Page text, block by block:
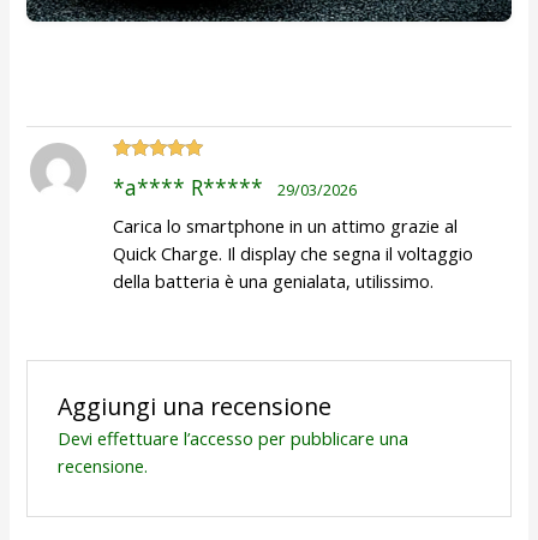
su 5
*a**** R***** 29/03/2026
Carica lo smartphone in un attimo grazie al
Quick Charge. Il display che segna il voltaggio
della batteria è una genialata, utilissimo.
Aggiungi una recensione
Devi effettuare l’accesso per pubblicare una
recensione.